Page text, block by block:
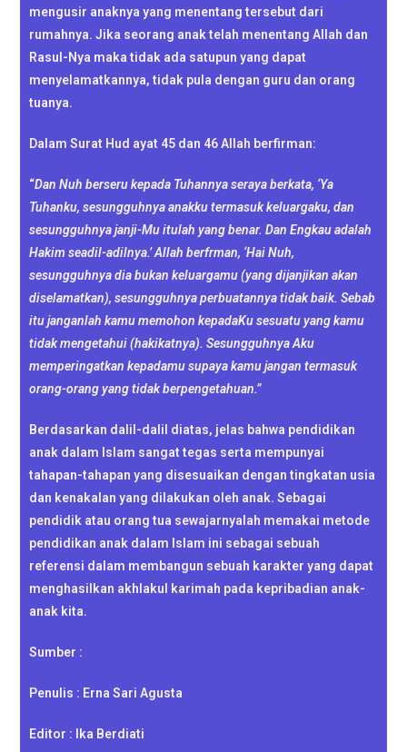
mengusir anaknya yang menentang tersebut dari
rumahnya. Jika seorang anak telah menentang Allah dan
Rasul-Nya maka tidak ada satupun yang dapat
menyelamatkannya, tidak pula dengan guru dan orang
tuanya.
Dalam Surat Hud ayat 45 dan 46 Allah berfirman:
“Dan Nuh berseru kepada Tuhannya seraya berkata, ‘Ya
Tuhanku, sesungguhnya anakku termasuk keluargaku, dan
sesungguhnya janji-Mu itulah yang benar. Dan Engkau adalah
Hakim seadil-adilnya.’ Allah berfrman, ‘Hai Nuh,
sesungguhnya dia bukan keluargamu (yang dijanjikan akan
diselamatkan), sesungguhnya perbuatannya tidak baik. Sebab
itu janganlah kamu memohon kepadaKu sesuatu yang kamu
tidak mengetahui (hakikatnya). Sesungguhnya Aku
memperingatkan kepadamu supaya kamu jangan termasuk
orang-orang yang tidak berpengetahuan.”
Berdasarkan dalil-dalil diatas, jelas bahwa pendidikan
anak dalam Islam sangat tegas serta mempunyai
tahapan-tahapan yang disesuaikan dengan tingkatan usia
dan kenakalan yang dilakukan oleh anak. Sebagai
pendidik atau orang tua sewajarnyalah memakai metode
pendidikan anak dalam Islam ini sebagai sebuah
referensi dalam membangun sebuah karakter yang dapat
menghasilkan akhlakul karimah pada kepribadian anak-
anak kita.
Sumber :
Penulis : Erna Sari Agusta
Editor : Ika Berdiati